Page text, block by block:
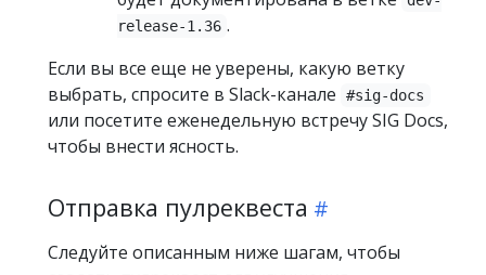
release-1.36 .
Если вы все еще не уверены, какую ветку
выбрать, спросите в Slack-канале
#sig-docs
или посетите еженедельную встречу SIG Docs,
чтобы внести ясность.
Отправка пулреквеста
Следуйте описанным ниже шагам, чтобы